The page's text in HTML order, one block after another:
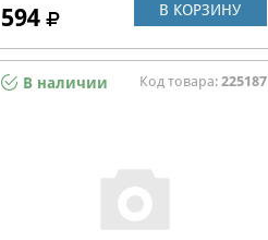
594 В КОРЗИНУ
В наличии Код товара: 225187